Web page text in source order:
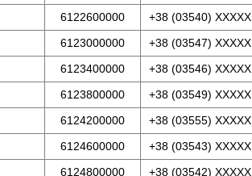
6122600000
+38 (03540) XXXXX
6123000000
+38 (03547) XXXXX
6123400000
+38 (03546) XXXXX
6123800000
+38 (03549) XXXXX
6124200000
+38 (03555) XXXXX
6124600000 +38 (03543) XXXXX
6124800000
+38 (03542) XXXXX